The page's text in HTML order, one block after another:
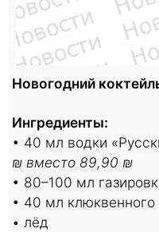
Новогодний
Ингредиенты:
• 40 мл водки
₪ вместо 89,90 ₪
• 80–100 мл
• 40 мл клюквенного
• лёд